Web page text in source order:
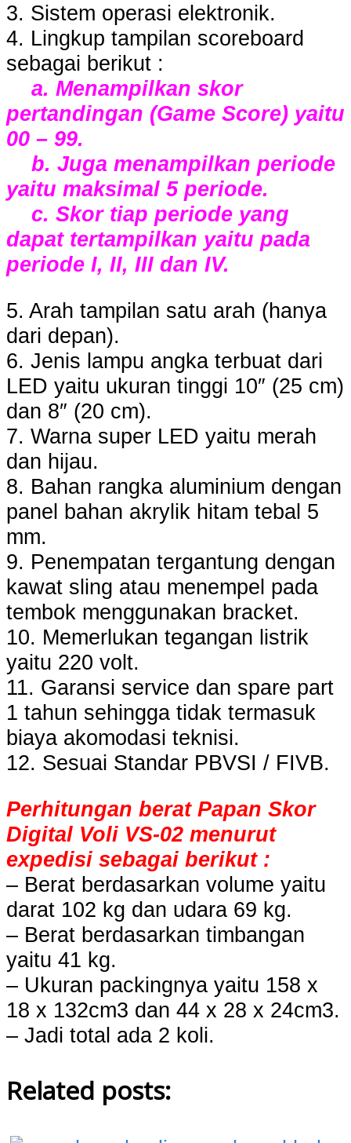
3. Sistem operasi elektronik.
4. Lingkup tampilan scoreboard
sebagai berikut :
a. Menampilkan skor
pertandingan (Game Score) yaitu
00 – 99.
b. Juga menampilkan periode
yaitu maksimal 5 periode.
c. Skor tiap periode yang
dapat tertampilkan yaitu pada
periode I, II, III dan IV.
5. Arah tampilan satu arah (hanya
dari depan).
6. Jenis lampu angka terbuat dari
LED yaitu ukuran tinggi 10″ (25 cm)
dan 8″ (20 cm).
7. Warna super LED yaitu merah
dan hijau.
8. Bahan rangka aluminium dengan
panel bahan akrylik hitam tebal 5
mm.
9. Penempatan tergantung dengan
kawat sling atau menempel pada
tembok menggunakan bracket.
10. Memerlukan tegangan listrik
yaitu 220 volt.
11. Garansi service dan spare part
1 tahun sehingga tidak termasuk
biaya akomodasi teknisi.
12. Sesuai Standar PBVSI / FIVB.
Perhitungan berat Papan Skor
Digital Voli VS-02 menurut
expedisi sebagai berikut :
– Berat berdasarkan volume yaitu
darat 102 kg dan udara 69 kg.
– Berat berdasarkan timbangan
yaitu 41 kg.
– Ukuran packingnya yaitu 158 x
18 x 132cm3 dan 44 x 28 x 24cm3.
– Jadi total ada 2 koli.
Related posts: